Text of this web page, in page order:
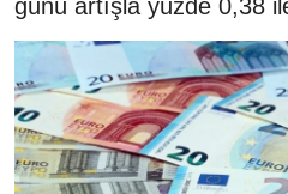
günü artışla yüzde 0,38